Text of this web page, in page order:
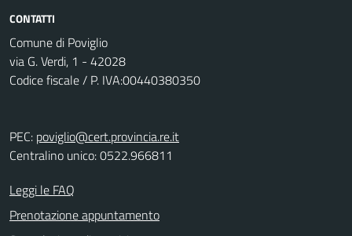
CONTATTI
Comune di Poviglio
via G. Verdi, 1 - 42028
Codice fiscale / P. IVA:00440380350
PEC: poviglio@cert.provincia.re.it
Centralino unico: 0522.966811
Leggi le FAQ
Prenotazione appuntamento